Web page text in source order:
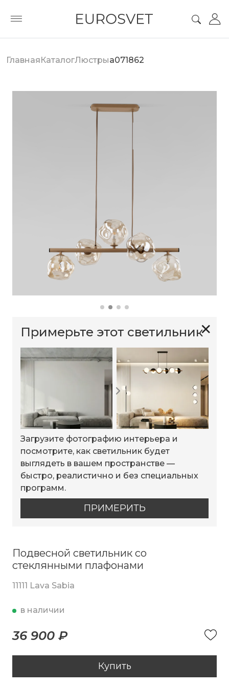
ГлавнаяКаталогЛюстрыa071862
✕
Примерьте этот светильник
Загрузите фотографию интерьера и
посмотрите, как светильник будет
выглядеть в вашем пространстве —
быстро, реалистично и без специальных
программ.
ПРИМЕРИТЬ
Подвесной светильник со
стеклянными плафонами
11111 Lava Sabia
в наличии
36 900 ₽
Купить